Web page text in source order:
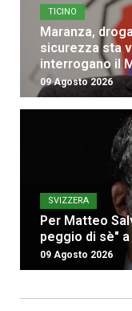
TICINO
Maranza,
sicurezza sta
interrogano il
09 Agosto 2026
SVIZZERA
Per Matteo
peggio di sè"
09 Agosto 2026